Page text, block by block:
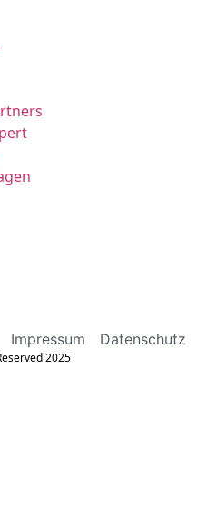
Impressum Datenschutz
2025